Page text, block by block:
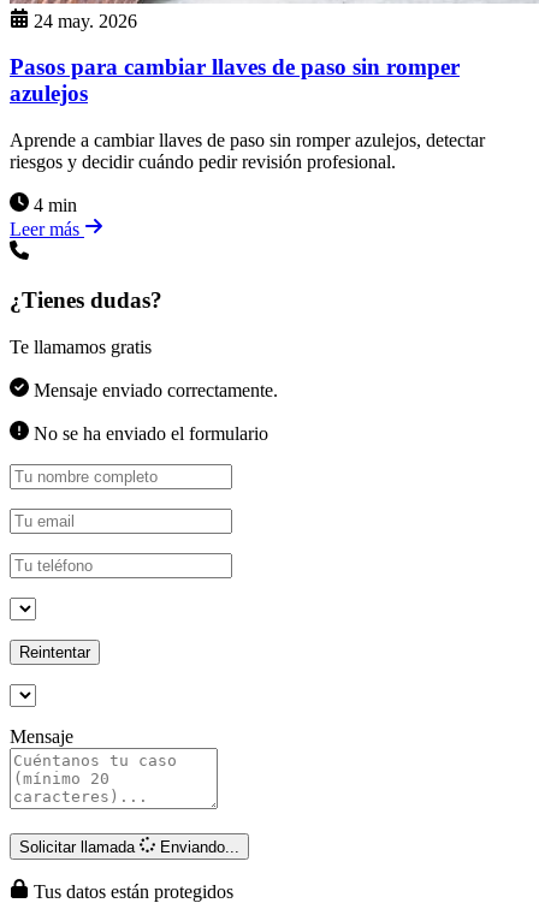
24 may. 2026
Pasos para cambiar llaves de paso sin romper
azulejos
Aprende a cambiar llaves de paso sin romper azulejos, detectar
riesgos y decidir cuándo pedir revisión profesional.
4 min
Leer más
¿Tienes dudas?
Te llamamos gratis
Mensaje enviado correctamente.
No se ha enviado el formulario
Reintentar
Mensaje
Solicitar llamada Enviando...
Tus datos están protegidos